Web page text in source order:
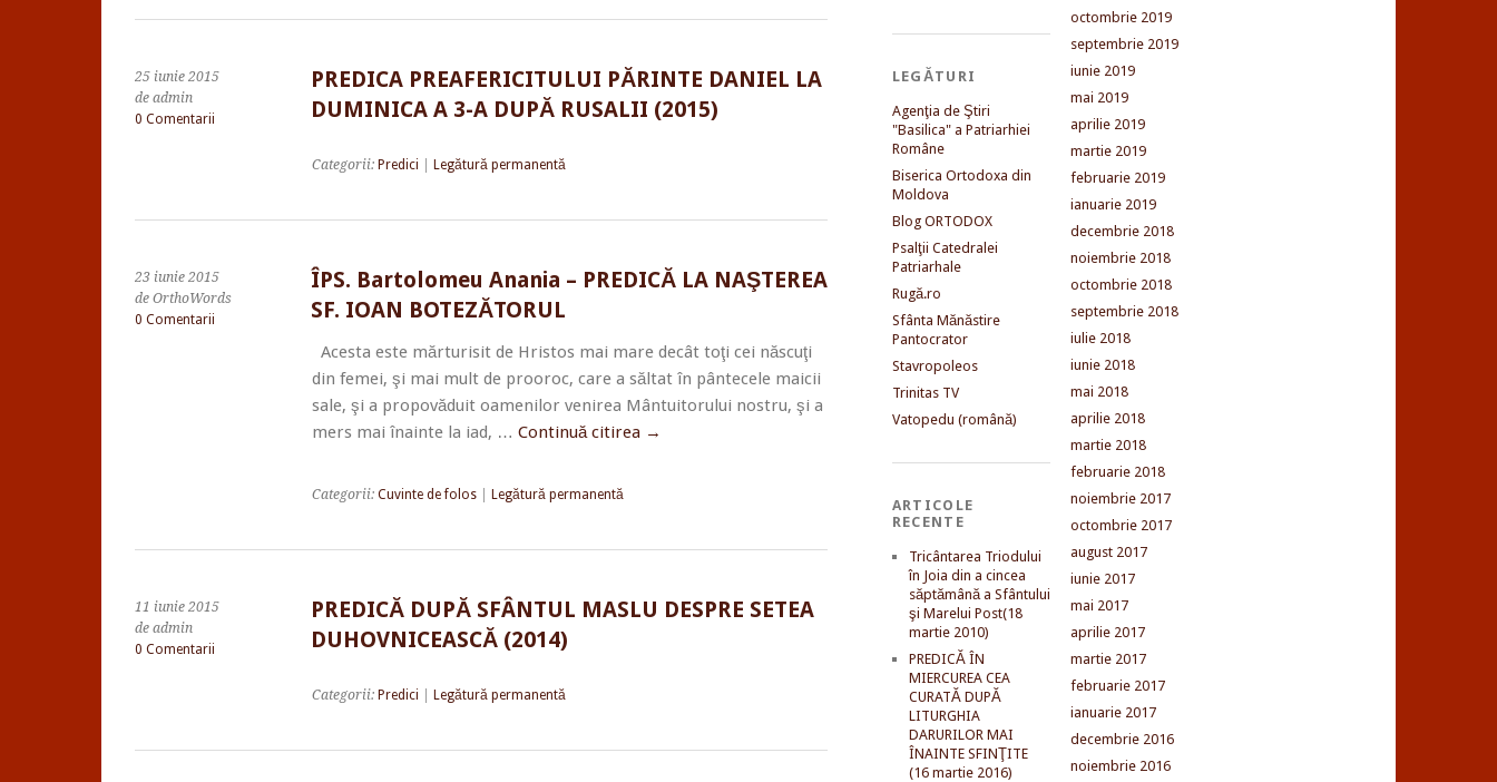
25 iunie 2015
de admin
0 Comentarii
PREDICA PREAFERICITULUI PĂRINTE DANIEL LA
DUMINICA A 3-A DUPĂ RUSALII (2015)
Categorii: Predici Legătură permanentă
23 iunie 2015
de OrthoWords
0 Comentarii
ÎPS. Bartolomeu Anania – PREDICĂ LA NAŞTEREA
SF. IOAN BOTEZĂTORUL
Acesta este mărturisit de Hristos mai mare decât toţi cei născuţi
din femei, şi mai mult de prooroc, care a săltat în pântecele maicii
sale, şi a propovăduit oamenilor venirea Mântuitorului nostru, şi a
mers mai înainte la iad, … Continuă citirea →
Categorii: Cuvinte de folos| Legătură permanentă
11 iunie 2015
de admin
0 Comentarii
PREDICĂ DUPĂ SFÂNTUL MASLU DESPRE SETEA
DUHOVNICEASCĂ (2014)
Categorii: Predici Legătură permanentă
LEGĂTURI
Agenţia de Ştiri
"Basilica" a Patriarhiei
Române
Biserica Ortodoxa din
Moldova
Blog ORTODOX
Psalţii Catedralei
Patriarhale
Rugă.ro
Sfânta Mănăstire
Pantocrator
Stavropoleos
Trinitas TV
Vatopedu (română)
ARTICOLE
RECENTE
Tricântarea Triodului
în Joia din a cincea
săptămână a Sfântului
şi Marelui Post(18
martie 2010)
PREDICĂ ÎN
MIERCUREA CEA
CURATĂ DUPĂ
LITURGHIA
DARURILOR MAI
ÎNAINTE SFINŢITE
(16 martie 2016)
octombrie 2019
septembrie 2019
iunie 2019
mai 2019
aprilie 2019
martie 2019
februarie 2019
ianuarie 2019
decembrie 2018
noiembrie 2018
octombrie 2018
septembrie 2018
iulie 2018
iunie 2018
mai 2018
aprilie 2018
martie 2018
februarie 2018
noiembrie 2017
octombrie 2017
august 2017
iunie 2017
mai 2017
aprilie 2017
martie 2017
februarie 2017
ianuarie 2017
decembrie 2016
noiembrie 2016